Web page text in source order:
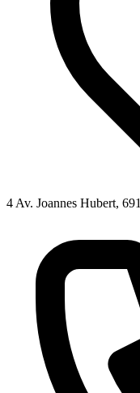
4 Av. Joannes Hubert,